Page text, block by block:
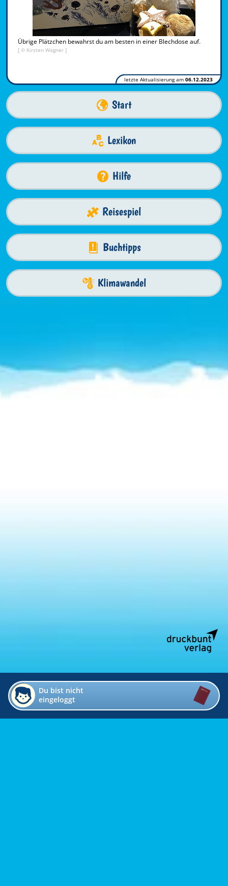
Übrige Plätzchen bewahrst du am besten in einer Blechdose auf.
[ © Kirsten Wagner ]
letzte Aktualisierung am 06.12.2023
Start
Lexikon
Hilfe
Reisespiel
Buchtipps
Klimawandel
Du bist nicht
eingeloggt